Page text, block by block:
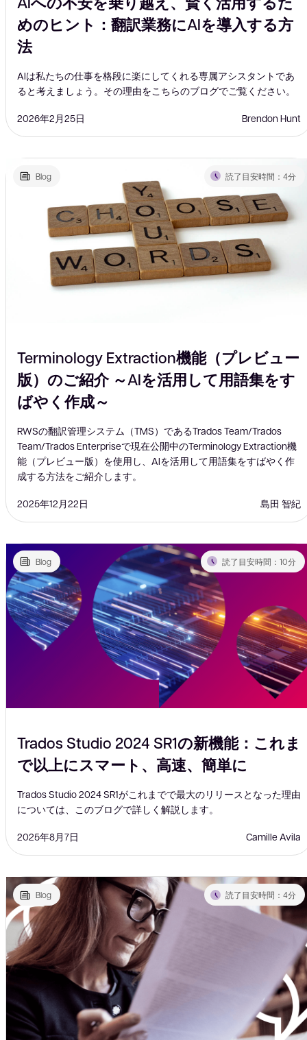
めのヒント：翻訳業務にAIを導入する方
法
AIは私たちの仕事を格段に楽にしてくれる専属アシスタントであ
ると考えましょう。その理由をこちらのブログでご覧ください。
2026年2月25日 Brendon Hunt
Blog 読了目安時間：4分
Terminology Extraction機能（プレビュー
版）のご紹介 ～AIを活用して用語集をす
ばやく作成～
RWSの翻訳管理システム（TMS）であるTrados Team/Trados
Team/Trados Enterpriseで現在公開中のTerminology Extraction機
能（プレビュー版）を使用し、AIを活用して用語集をすばやく作
成する方法をご紹介します。
2025年12月22日 島田 智紀
Blog 読了目安時間：10分
Trados Studio 2024 SR1の新機能：これま
で以上にスマート、高速、簡単に
Trados Studio 2024 SR1がこれまでで最大のリリースとなった理由
については、このブログで詳しく解説します。
2025年8月7日 Camille Avila
Blog 読了目安時間：4分